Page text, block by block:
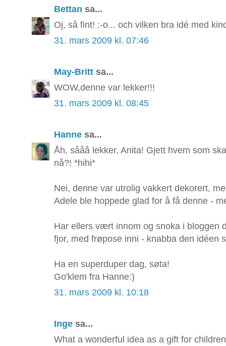
Bettan sa...
Oj, så fint! :-o... och vilken bra idé med
31. mars 2009 kl. 07:46
May-Britt sa...
WOW,denne var lekker!!!
31. mars 2009 kl. 08:45
Hanne sa...
Åh, sååå lekker, Anita! Gjett hvem som
nå?! *hihi*
Nei, denne var utrolig vakkert dekorert,
Adele ble hoppede glad for å få denne -
Har ellers vært innom og snoka i bloggen
fjor, med frøpose inni - knabba den idéen
Ha en superduper dag, søta!
Go'klem fra Hanne:)
31. mars 2009 kl. 10:18
Inge sa...
What a wonderful idea as a gift for